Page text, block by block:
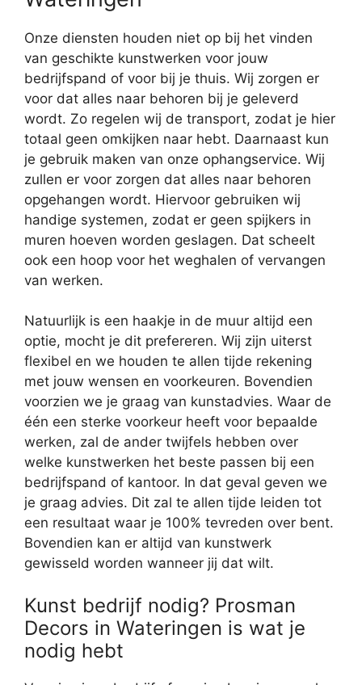
Onze diensten houden niet op bij het vinden
van geschikte kunstwerken voor jouw
bedrijfspand of voor bij je thuis. Wij zorgen er
voor dat alles naar behoren bij je geleverd
wordt. Zo regelen wij de transport, zodat je hier
totaal geen omkijken naar hebt. Daarnaast kun
je gebruik maken van onze ophangservice. Wij
zullen er voor zorgen dat alles naar behoren
opgehangen wordt. Hiervoor gebruiken wij
handige systemen, zodat er geen spijkers in
muren hoeven worden geslagen. Dat scheelt
ook een hoop voor het weghalen of vervangen
van werken.
Natuurlijk is een haakje in de muur altijd een
optie, mocht je dit prefereren. Wij zijn uiterst
flexibel en we houden te allen tijde rekening
met jouw wensen en voorkeuren. Bovendien
voorzien we je graag van kunstadvies. Waar de
één een sterke voorkeur heeft voor bepaalde
werken, zal de ander twijfels hebben over
welke kunstwerken het beste passen bij een
bedrijfspand of kantoor. In dat geval geven we
je graag advies. Dit zal te allen tijde leiden tot
een resultaat waar je 100% tevreden over bent.
Bovendien kan er altijd van kunstwerk
gewisseld worden wanneer jij dat wilt.
Kunst bedrijf nodig? Prosman
Decors in Wateringen is wat je
nodig hebt